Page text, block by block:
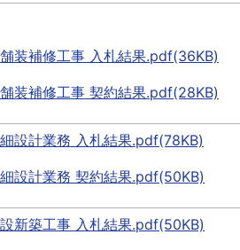
装補修工事 入札結果.pdf(36KB)
装補修工事 契約結果.pdf(28KB)
設計業務 入札結果.pdf(78KB)
設計業務 契約結果.pdf(50KB)
新築工事 入札結果.pdf(50KB)